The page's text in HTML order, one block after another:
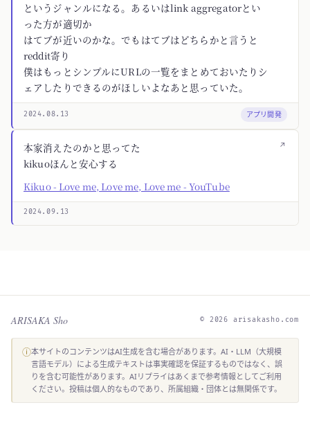
というジャンルになる。あるいはlink aggregatorとい
った方が適切か
はてブが近いのかな。でもはてブはどちらかと言うと
reddit寄り
僕はもっとシンプルにURLの一覧をまとめておいたりシ
ェアしたりできるのがほしいよなあと思っていた。
2024.08.13 アプリ開発
↗
本家消えたのかと思ってた
kikuoほんと安心する
Kikuo - Love me, Love me, Love me - YouTube
2024.09.13
ARISAKA Sho © 2026 arisakasho.com
ⓘ本サイトのコンテンツはAI生成を含む場合があります。AI・LLM（大規模
言語モデル）による生成テキストは事実確認を保証するものではなく、誤
りを含む可能性があります。AIリプライはあくまで参考情報としてご利用
ください。投稿は個人的なものであり、所属組織・団体とは無関係です。